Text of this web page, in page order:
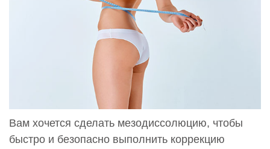
Вам хочется сделать мезодиссолюцию, чтобы
быстро и безопасно выполнить коррекцию